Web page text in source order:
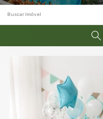
Buscar Imóvel